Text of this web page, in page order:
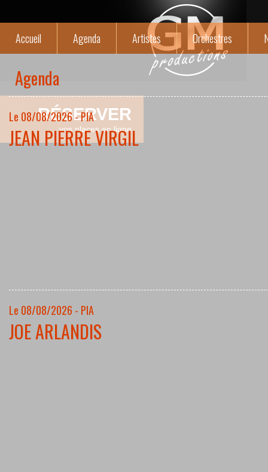
RÉSERVER
vos places en ligne
Accueil Agenda Artistes Orchestres
Agenda
Le 08/08/2026 - PIA
JEAN PIERRE VIRGIL
Le 08/08/2026 - PIA
JOE ARLANDIS